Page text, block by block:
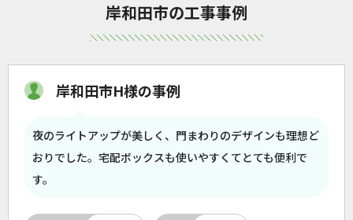
岸和田市の工事事例
岸和田市H様の事例
夜のライトアップが美しく、門まわりのデザインも理想ど
おりでした。宅配ボックスも使いやすくてとても便利で
す。